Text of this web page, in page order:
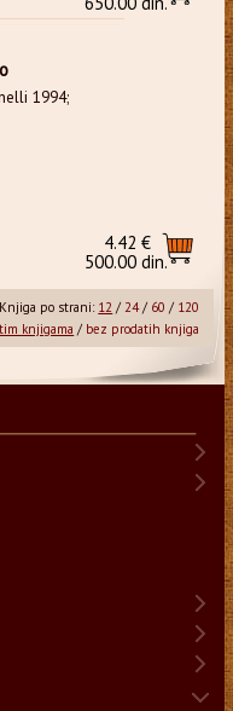
1994;
4.42 €
500.00 din.
Knjiga po strani: 12 /24/ 60 / 120
knjigama / bez prodatih knjiga